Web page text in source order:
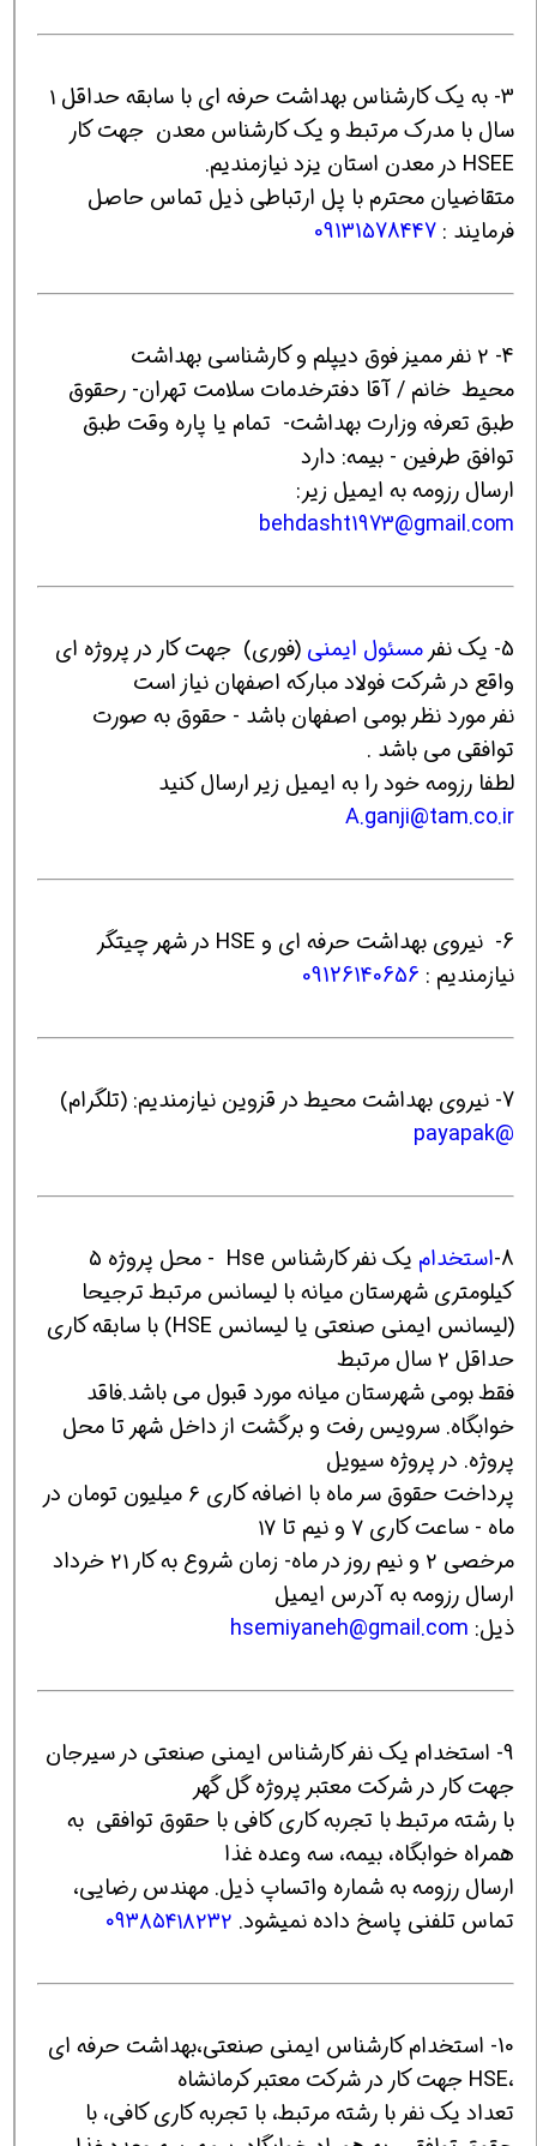
3- به یک کارشناس بهداشت حرفه ای با سابقه حداقل ۱
سال با مدرک مرتبط و یک کارشناس معدن جهت کار
HSEE در معدن استان یزد نیازمندیم.
متقاضیان محترم با پل ارتباطی ذیل تماس حاصل
فرمایند : 09131578447
4- ۲ نفر ممیز فوق دیپلم و کارشناسی بهداشت
محیط خانم / آقا دفترخدمات سلامت تهران- رحقوق
طبق تعرفه وزارت بهداشت- تمام یا پاره وقت طبق
توافق طرفین - بیمه: دارد
ارسال رزومه به ایمیل زیر:
behdasht1973@gmail.com
5- یک نفر مسئول ایمنی (فوری) جهت کار در پروژه ای
واقع در شرکت فولاد مبارکه اصفهان نیاز است
نفر مورد نظر بومی اصفهان باشد - حقوق به صورت
توافقی می باشد .
لطفا رزومه خود را به ایمیل زیر ارسال کنید
A.ganji@tam.co.ir
6- نیروی بهداشت حرفه ای و HSE در شهر چیتگر
نیازمندیم : 09126140656
7- نیروی بهداشت محیط در قزوین نیازمندیم: (تلگرام)
@payapak
8- استخدام
یک نفر کارشناس Hse - محل پروژه ۵
کیلومتری شهرستان میانه با لیسانس مرتبط ترجیحا
(لیسانس ایمنی صنعتی یا لیسانس HSE) با سابقه کاری
حداقل ۲ سال مرتبط
فقط بومی شهرستان میانه مورد قبول می باشد.فاقد
خوابگاه. سرویس رفت و برگشت از داخل شهر تا محل
پروژه. در پروژه سیویل
پرداخت حقوق سر ماه با اضافه کاری ۶ میلیون تومان در
ماه - ساعت کاری ۷ و نیم تا ۱۷
مرخصی ۲ و نیم روز در ماه- زمان شروع به کار ۲۱ خرداد
ارسال رزومه به آدرس ایمیل
ذیل: hsemiyaneh@gmail.com
9- استخدام یک نفر کارشناس ایمنی صنعتی در سیرجان
جهت کار در شرکت معتبر پروژه گل گهر
با رشته مرتبط با تجربه کاری کافی با حقوق توافقی به
همراه خوابگاه، بیمه، سه وعده غذا
ارسال رزومه به شماره واتساپ ذیل. مهندس رضایی،
تماس تلفنی پاسخ داده نمیشود. ۰۹۳۸۵۴۱۸۲۳۲
10- استخدام کارشناس ایمنی صنعتی،بهداشت حرفه ای
،HSE جهت کار در شرکت معتبر کرمانشاه
تعداد یک نفر با رشته مرتبط، با تجربه کاری کافی، با